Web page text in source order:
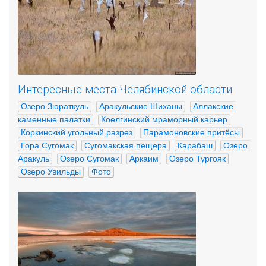
Интересные места Челябинской области
Озеро Зюраткуль Аракульские Шиханы
Аллакские
каменные палатки
Коелгинский мраморный карьер
Коркинский угольный разрез
Парамоновские притёсы
Гора Сугомак
Сугомакская пещера Карабаш
Озеро
Аракуль
Озеро Сугомак Аркаим
Озеро Тургояк
Озеро Увильды
Фото